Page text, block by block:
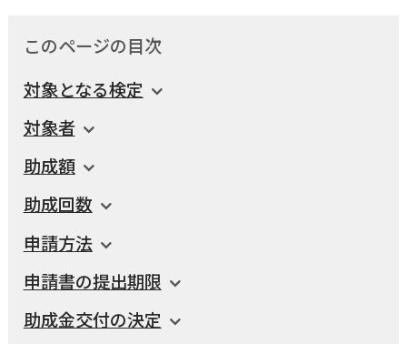
入学／転入学
障がいのある方
高齢者の方
引っ越し／移住・定住
国民健康保険
各種申請書
横瀬のふるさと納税
横瀬町の観光
小児科オンライン
よこハグ
施設・文化
横瀬町のこと
横瀬町役場
TEL 0494-25-0111
（土曜、日曜、祝日、年末年始を覗く）
このページの目次
対象となる検定
対象者
助成額
助成回数
申請方法
申請書の提出期限
助成金交付の決定